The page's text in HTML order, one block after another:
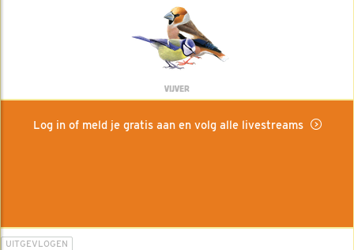
VIJVER
Log in of meld je gratis aan en volg alle livestreams
UITGEVLOGEN